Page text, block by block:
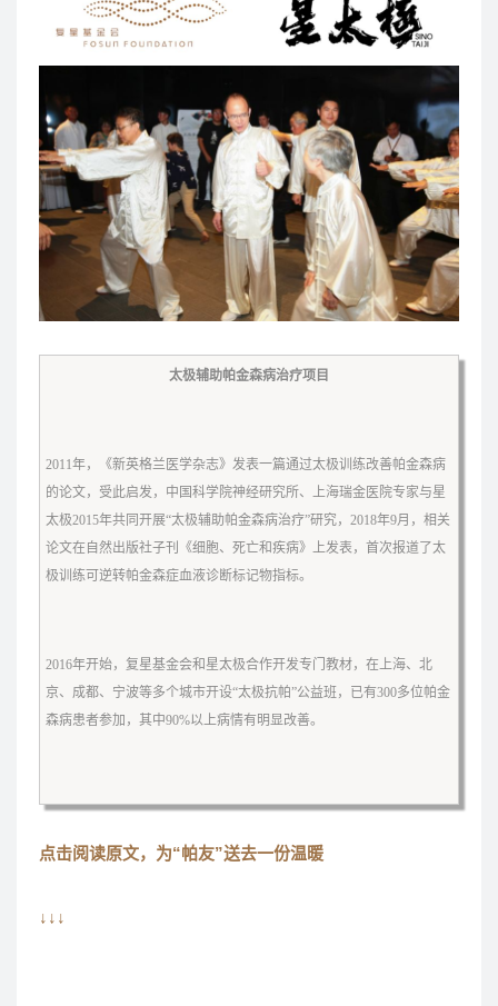
太极辅助帕金森病治疗项目
2011年，《新英格兰医学杂志》发表一篇通过太极训练改善帕金森病
的论文，受此启发，中国科学院神经研究所、上海瑞金医院专家与星
太极2015年共同开展“太极辅助帕金森病治疗”研究，2018年9月，相关
论文在自然出版社子刊《细胞、死亡和疾病》上发表，首次报道了太
极训练可逆转帕金森症血液诊断标记物指标。
2016年开始，复星基金会和星太极合作开发专门教材，在上海、北
京、成都、宁波等多个城市开设“太极抗帕”公益班，已有300多位帕金
森病患者参加，其中90%以上病情有明显改善。
点击阅读原文， 为“帕友”送去一份温暖
↓↓↓